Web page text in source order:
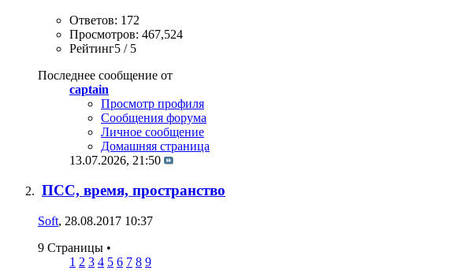
Ответов: 172
Просмотров: 467,524
Рейтинг5 / 5
Последнее сообщение от
captain
Просмотр профиля
Сообщения форума
Личное сообщение
Домашняя страница
13.07.2026, 21:50
ПСС, время, пространство
Soft, 28.08.2017 10:37
9 Страницы •
1 2 3 4 5 6 7 8 9